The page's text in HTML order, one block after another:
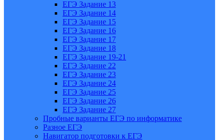
ЕГЭ Задание 13
ЕГЭ Задание 14
ЕГЭ Задание 15
ЕГЭ Задание 16
ЕГЭ Задание 17
ЕГЭ Задание 18
ЕГЭ Задание 19-21
ЕГЭ Задание 22
ЕГЭ Задание 23
ЕГЭ Задание 24
ЕГЭ Задание 25
ЕГЭ Задание 26
ЕГЭ Задание 27
Пробные варианты ЕГЭ по информатике
Разное ЕГЭ
Навигатор подготовки к ЕГЭ